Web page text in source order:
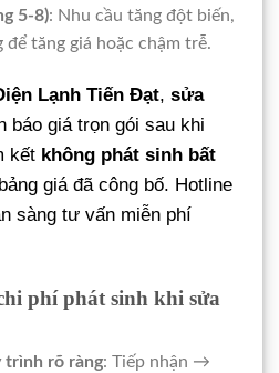
5-8): Nhu cầu tăng đột biến,
tăng giá hoặc chậm trễ.
Lạnh Tiến Đạt, sửa
báo giá trọn gói sau khi
kết không phát sinh bất
giá đã công bố. Hotline
sàng tư vấn miễn phí
phí phát sinh khi sửa
trình rõ ràng: Tiếp nhận →